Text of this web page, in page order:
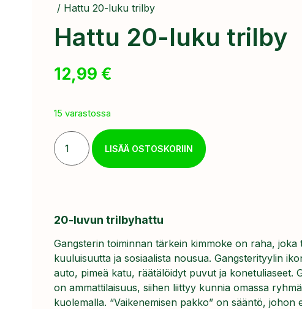
/ Hattu 20-luku trilby
Hattu 20-luku trilby
12,99 €
15 varastossa
LISÄÄ OSTOSKORIIN
20-luvun trilbyhattu
Gangsterin toiminnan tärkein kimmoke on raha, joka
kuuluisuutta ja sosiaalista nousua. Gangsterityylin
auto, pimeä katu, räätälöidyt puvut ja konetuliaseet.
on ammattilaisuus, siihen liittyy kunnia omassa
kuolemalla. “Vaikenemisen pakko” on sääntö, johon